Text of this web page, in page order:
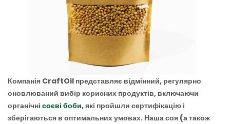
Компанія CraftOil представляє відмінний, регулярно
оновлюваний вибір корисних продуктів, включаючи
органічні соєві боби, які пройшли сертифікацію і
зберігаються в оптимальних умовах. Наша соя (а також